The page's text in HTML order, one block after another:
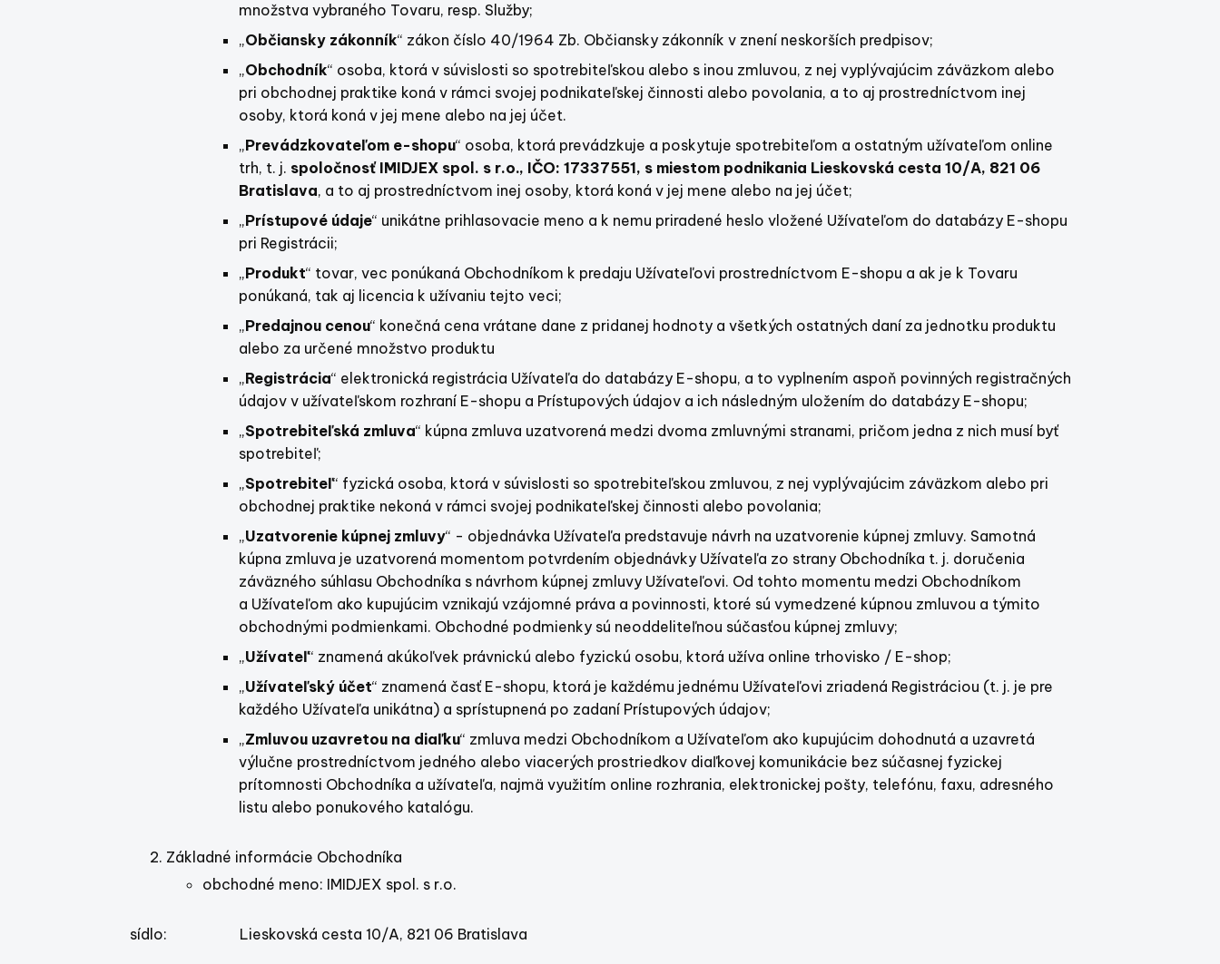
množstva vybraného Tovaru, resp. Služby;
„Občiansky zákonník“ zákon číslo 40/1964 Zb. Občiansky zákonník v znení neskorších predpisov;
„Obchodník“ osoba, ktorá v súvislosti so spotrebiteľskou alebo s inou zmluvou, z nej vyplývajúcim záväzkom alebo
pri obchodnej praktike koná v rámci svojej podnikateľskej činnosti alebo povolania, a to aj prostredníctvom inej
osoby, ktorá koná v jej mene alebo na jej účet.
„Prevádzkovateľom e-shopu“ osoba, ktorá prevádzkuje a poskytuje spotrebiteľom a ostatným užívateľom online
trh, t. j. spoločnosť IMIDJEX spol. s r.o., IČO: 17337551, s miestom podnikania Lieskovská cesta 10/A, 821 06
Bratislava, a to aj prostredníctvom inej osoby, ktorá koná v jej mene alebo na jej účet;
„Prístupové údaje“ unikátne prihlasovacie meno a k nemu priradené heslo vložené Užívateľom do databázy E-shopu
pri Registrácii;
„Produkt“ tovar, vec ponúkaná Obchodníkom k predaju Užívateľovi prostredníctvom E-shopu a ak je k Tovaru
ponúkaná, tak aj licencia k užívaniu tejto veci;
„Predajnou cenou“ konečná cena vrátane dane z pridanej hodnoty a všetkých ostatných daní za jednotku produktu
alebo za určené množstvo produktu
„Registrácia“ elektronická registrácia Užívateľa do databázy E-shopu, a to vyplnením aspoň povinných registračných
údajov v užívateľskom rozhraní E-shopu a Prístupových údajov a ich následným uložením do databázy E-shopu;
„Spotrebiteľská zmluva“ kúpna zmluva uzatvorená medzi dvoma zmluvnými stranami, pričom jedna z nich musí byť
spotrebiteľ;
„Spotrebiteľ“ fyzická osoba, ktorá v súvislosti so spotrebiteľskou zmluvou, z nej vyplývajúcim záväzkom alebo pri
obchodnej praktike nekoná v rámci svojej podnikateľskej činnosti alebo povolania;
„Uzatvorenie kúpnej zmluvy“ - objednávka Užívateľa predstavuje návrh na uzatvorenie kúpnej zmluvy. Samotná
kúpna zmluva je uzatvorená momentom potvrdením objednávky Užívateľa zo strany Obchodníka t. j. doručenia
záväzného súhlasu Obchodníka s návrhom kúpnej zmluvy Užívateľovi. Od tohto momentu medzi Obchodníkom
a Užívateľom ako kupujúcim vznikajú vzájomné práva a povinnosti, ktoré sú vymedzené kúpnou zmluvou a týmito
obchodnými podmienkami. Obchodné podmienky sú neoddeliteľnou súčasťou kúpnej zmluvy;
„Užívateľ“ znamená akúkoľvek právnickú alebo fyzickú osobu, ktorá užíva online trhovisko / E-shop;
„Užívateľský účet“ znamená časť E-shopu, ktorá je každému jednému Užívateľovi zriadená Registráciou (t. j. je pre
každého Užívateľa unikátna) a sprístupnená po zadaní Prístupových údajov;
„Zmluvou uzavretou na diaľku“ zmluva medzi Obchodníkom a Užívateľom ako kupujúcim dohodnutá a uzavretá
výlučne prostredníctvom jedného alebo viacerých prostriedkov diaľkovej komunikácie bez súčasnej fyzickej
prítomnosti Obchodníka a užívateľa, najmä využitím online rozhrania, elektronickej pošty, telefónu, faxu, adresného
listu alebo ponukového katalógu.
Základné informácie Obchodníka
obchodné meno: IMIDJEX spol. s r.o.
sídlo: Lieskovská cesta 10/A, 821 06 Bratislava